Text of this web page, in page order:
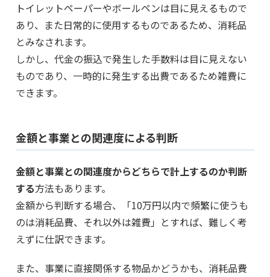
トイレットペーパーやボールペンは目に見えるもので
あり、また日常的に使用するものであるため、消耗品
とみなされます。
しかし、代金の振込で発生した手数料は目に見えない
ものであり、一時的に発生する出費であるため雑費に
できます。
金額と事業との関連度による判断
金額と事業との関連度からどちらで計上するのか判断
する方法もあります。
金額から判断する場合、「10万円以内で頻繁に使うも
のは消耗品費、それ以外は雑費」とすれば、難しく考
えずに仕訳できます。
また、事業に直接関係する物品かどうかも、消耗品費